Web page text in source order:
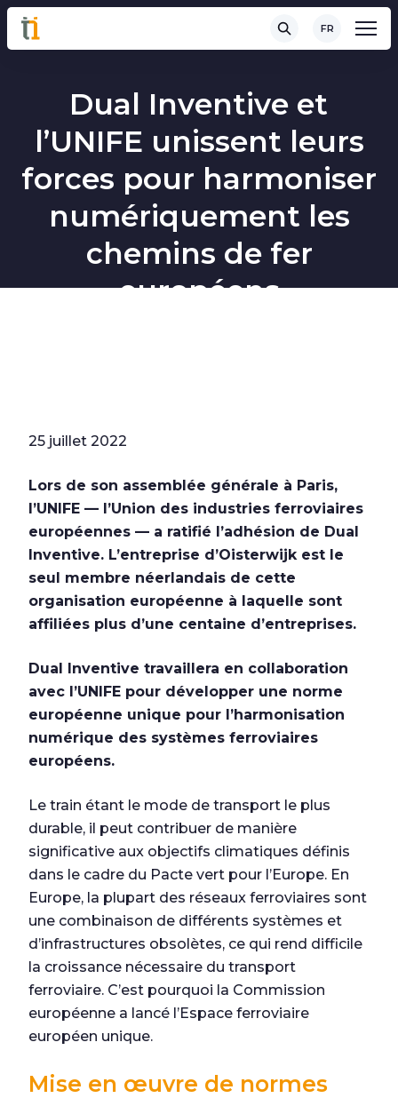
FR
Dual Inventive et
l’UNIFE unissent leurs
forces pour harmoniser
numériquement les
chemins de fer
européens
25 juillet 2022
Lors de son assemblée générale à Paris,
l’UNIFE — l’Union des industries ferroviaires
européennes — a ratifié l’adhésion de Dual
Inventive. L’entreprise d’Oisterwijk est le
seul membre néerlandais de cette
organisation européenne à laquelle sont
affiliées plus d’une centaine d’entreprises.
Dual Inventive travaillera en collaboration
avec l’UNIFE pour développer une norme
européenne unique pour l’harmonisation
numérique des systèmes ferroviaires
européens.
Le train étant le mode de transport le plus
durable, il peut contribuer de manière
significative aux objectifs climatiques définis
dans le cadre du Pacte vert pour l’Europe. En
Europe, la plupart des réseaux ferroviaires sont
une combinaison de différents systèmes et
d’infrastructures obsolètes, ce qui rend difficile
la croissance nécessaire du transport
ferroviaire. C’est pourquoi la Commission
européenne a lancé l’Espace ferroviaire
européen unique.
Mise en œuvre de normes